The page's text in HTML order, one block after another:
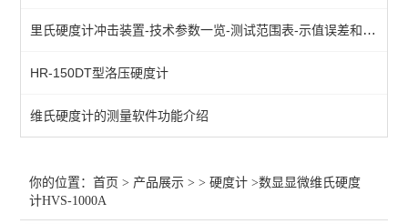
里氏硬度计冲击装置-技术参数一览-测试范围表-示值误差和示值重复性表
HR-150DT型洛压硬度计
维氏硬度计的测量软件功能介绍
你的位置：首页 > 产品展示 > >硬度计 >数显显微维氏硬度
计HVS-1000A